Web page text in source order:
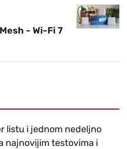
- Wi-Fi 7
listu i jednom nedeljno
najnovijim testovima i